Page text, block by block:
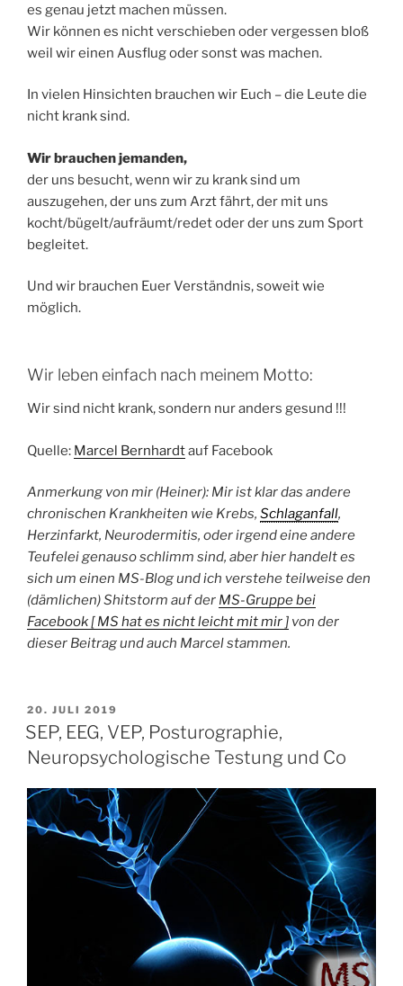
es genau jetzt machen müssen.
Wir können es nicht verschieben oder vergessen bloß
weil wir einen Ausflug oder sonst was machen.
In vielen Hinsichten brauchen wir Euch – die Leute die
nicht krank sind.
Wir brauchen jemanden,
der uns besucht, wenn wir zu krank sind um
auszugehen, der uns zum Arzt fährt, der mit uns
kocht/bügelt/aufräumt/redet oder der uns zum Sport
begleitet.
Und wir brauchen Euer Verständnis, soweit wie
möglich.
Wir leben einfach nach meinem Motto:
Wir sind nicht krank, sondern nur anders gesund !!!
Quelle: Marcel Bernhardtauf Facebook
Anmerkung von mir (Heiner): Mir ist klar das andere
chronischen Krankheiten wie Krebs, Schlaganfall,
Herzinfarkt, Neurodermitis, oder irgend eine andere
Teufelei genauso schlimm sind, aber hier handelt es
sich um einen MS-Blog und ich verstehe teilweise den
(dämlichen) Shitstorm auf der MS-Gruppe bei
Facebook [ MS hat es nicht leicht mit mir ] von der
dieser Beitrag und auch Marcel stammen.
VERÖFFENTLICHT
AM
20. JULI 2019
SEP, EEG, VEP, Posturographie,
Neuropsychologische Testung und Co